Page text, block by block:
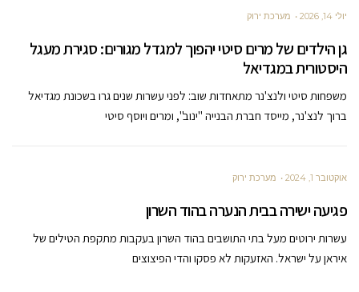
יולי 14, 2026 מערכת ירוק
גן הילדים של מרים סיטי יהפוך למגדל מגורים: סגירת מעגל
היסטורית במגדיאל
משפחות סיטי ולנצ'נר מתאחדות שוב: לפני עשרות שנים גרו בשכונת מגדיאל
ברוך לנצ'נר, מייסד חברת הבנייה "ינוב", ומרים ויוסף סיטי
אוקטובר 1, 2024 מערכת ירוק
פגיעה ישירה בבית הנערה בהוד השרון
עשרות ירוטים מעל בתי התושבים בהוד השרון בעקבות מתקפת הטילים של
איראן על ישראל. האזעקות לא פסקו והדי הפיצוצים